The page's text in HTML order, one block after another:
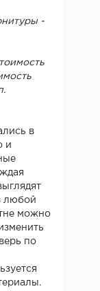
-
в
и
любой
можно
по